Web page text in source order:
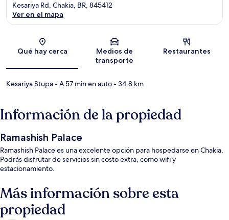
Sección del mapa
Kesariya Rd, Chakia, BR, 845412
Ver en el mapa
Qué hay cerca
Medios de
transporte
Restaurantes
Kesariya Stupa- A 57 min en auto- 34.8 km
Información de la propiedad
Ramashish Palace
Ramashish Palace es una excelente opción para hospedarse en Chakia.
Podrás disfrutar de servicios sin costo extra, como wifi y
estacionamiento.
Más información sobre esta
propiedad